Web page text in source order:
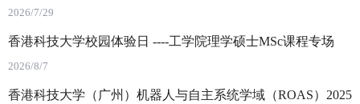
2026/7/29
香港科技大学校园体验日 ----工学院理学硕士MSc课程专场
2026/8/7
香港科技大学（广州）机器人与自主系统学域（ROAS）2025